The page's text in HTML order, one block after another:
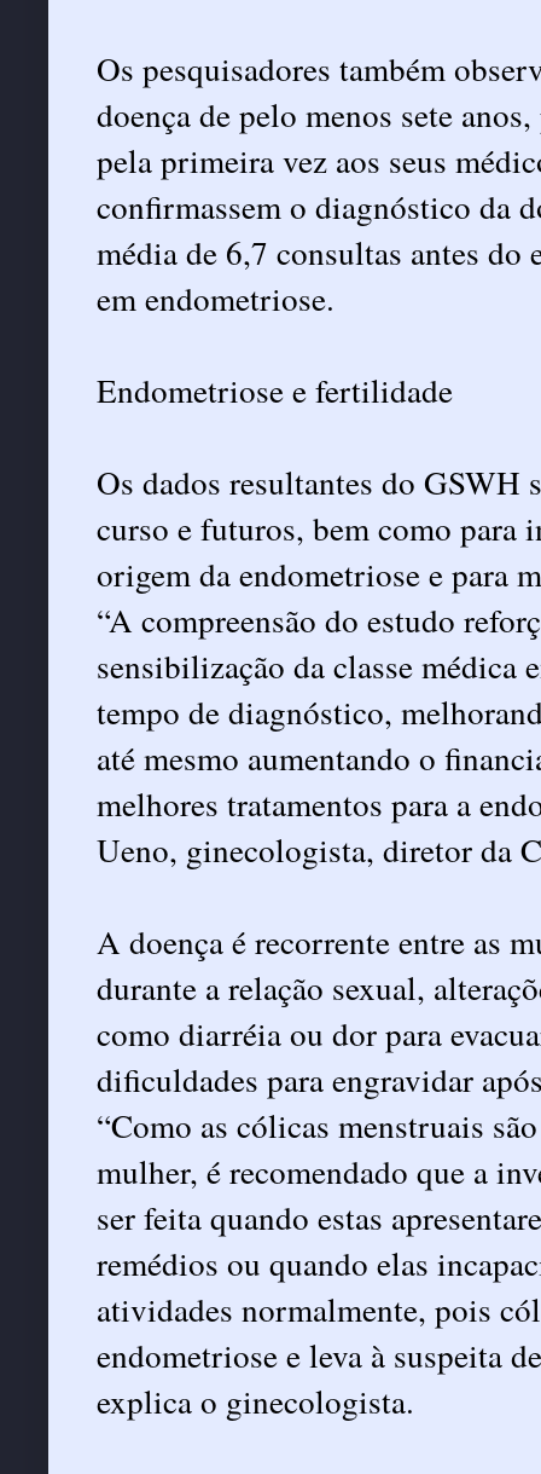
Os pesquisadores também
doença de pelo menos sete
pela primeira vez aos seus
confirmassem o diagnóstico da
média de 6,7 consultas antes do
em endometriose.
Endometriose e fertilidade
Os dados resultantes do GSWH
curso e futuros, bem como para
origem da endometriose e para
“A compreensão do estudo
sensibilização da classe médica
tempo de diagnóstico,
até mesmo aumentando o
melhores tratamentos para a
Ueno, ginecologista, diretor da
A doença é recorrente entre as
durante a relação sexual,
como diarréia ou dor para
dificuldades para engravidar
“Como as cólicas menstruais
mulher, é recomendado que a
ser feita quando estas
remédios ou quando elas
atividades normalmente, pois
endometriose e leva à suspeita
explica o ginecologista.